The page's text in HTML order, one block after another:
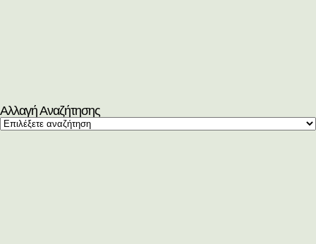
Αλλαγή Αναζήτησης